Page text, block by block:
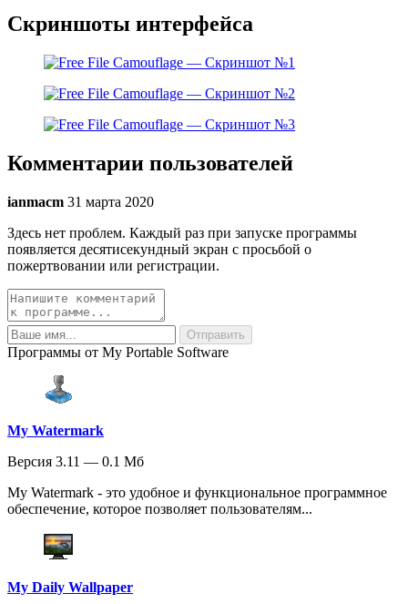
Скриншоты интерфейса
Комментарии пользователей
ianmacm 31 марта 2020
Здесь нет проблем. Каждый раз при запуске программы
появляется десятисекундный экран с просьбой о
пожертвовании или регистрации.
Программы от My Portable Software
My Watermark
Версия 3.11 — 0.1 Мб
My Watermark - это удобное и функциональное программное
обеспечение, которое позволяет пользователям...
My Daily Wallpaper